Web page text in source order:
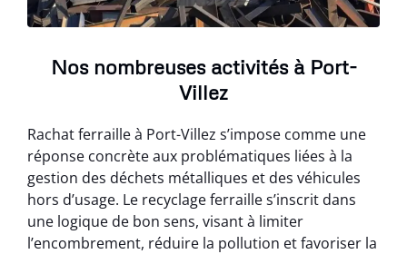
Nos nombreuses activités à Port-
Villez
Rachat ferraille à Port-Villez s’impose comme une
réponse concrète aux problématiques liées à la
gestion des déchets métalliques et des véhicules
hors d’usage. Le recyclage ferraille s’inscrit dans
une logique de bon sens, visant à limiter
l’encombrement, réduire la pollution et favoriser la